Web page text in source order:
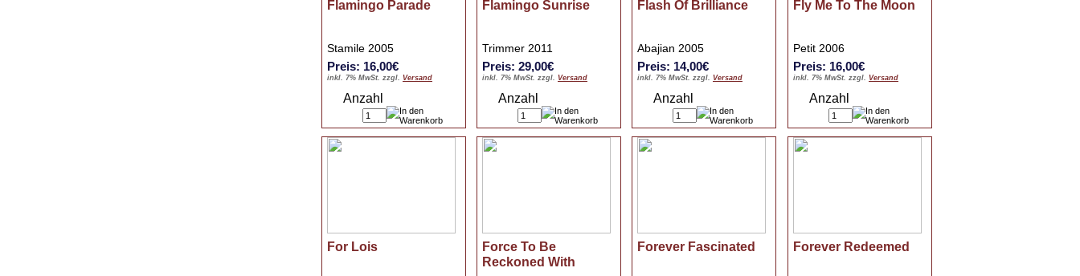
Flamingo Parade
Stamile 2005
Preis: 16,00€
inkl. 7% MwSt. zzgl. Versand
Anzahl
Flamingo Sunrise
Trimmer 2011
Preis: 29,00€
inkl. 7% MwSt. zzgl. Versand
Anzahl
Flash Of Brilliance
Abajian 2005
Preis: 14,00€
inkl. 7% MwSt. zzgl. Versand
Anzahl
Fly Me To The Moon
Petit 2006
Preis: 16,00€
inkl. 7% MwSt. zzgl. Versand
Anzahl
For Lois
Force To Be
Reckoned With
Forever Fascinated Forever Redeemed